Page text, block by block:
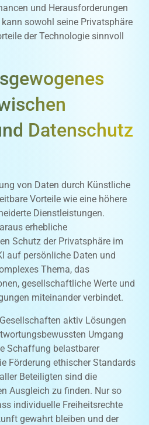
und Herausforderungen
sowohl seine Privatsphäre
der Technologie sinnvoll
Datenschutz
von Daten durch Künstliche
Vorteile wie eine höhere
Dienstleistungen.
erhebliche
Schutz der Privatsphäre im
auf persönliche Daten und
Thema, das
gesellschaftliche Werte und
miteinander verbindet.
aktiv Lösungen
Umgang
Schaffung belastbarer
Förderung ethischer Standards
Beteiligten sind die
Ausgleich zu finden. Nur so
individuelle Freiheitsrechte
gewahrt bleiben und der